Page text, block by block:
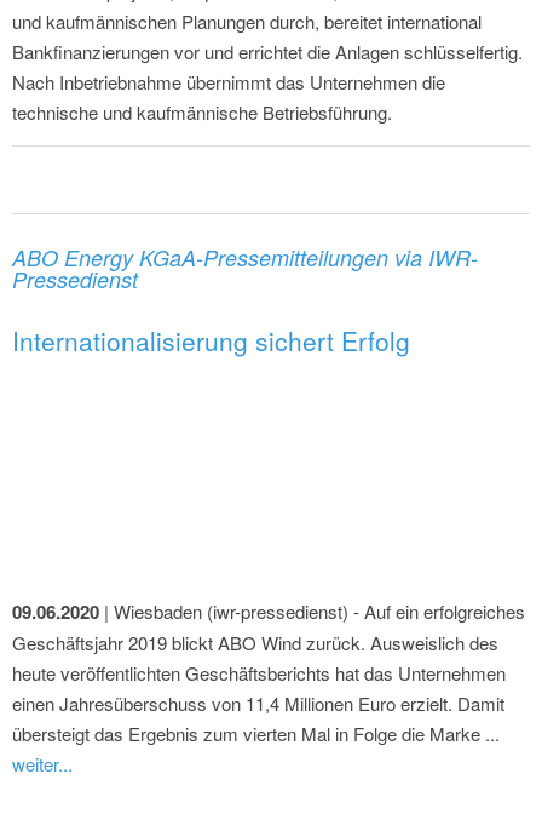
und kaufmännischen Planungen durch, bereitet international
Bankfinanzierungen vor und errichtet die Anlagen schlüsselfertig.
Nach Inbetriebnahme übernimmt das Unternehmen die
technische und kaufmännische Betriebsführung.
ABO Energy KGaA-Pressemitteilungen via IWR-
Pressedienst
Internationalisierung sichert Erfolg
09.06.2020 | Wiesbaden (iwr-pressedienst) - Auf ein erfolgreiches
Geschäftsjahr 2019 blickt ABO Wind zurück. Ausweislich des
heute veröffentlichten Geschäftsberichts hat das Unternehmen
einen Jahresüberschuss von 11,4 Millionen Euro erzielt. Damit
übersteigt das Ergebnis zum vierten Mal in Folge die Marke ...
weiter...